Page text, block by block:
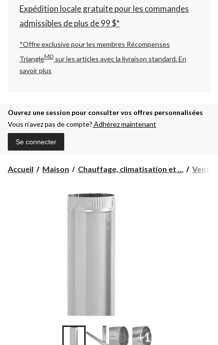
changer
Expédition locale gratuite pour les commandes
admissibles de plus de 99 $*
*Offre exclusive pour les membres Récompenses
TriangleMD sur les articles avec la livraison standard.En
savoir plus
Ouvrez une session pour consulter vos offres personnalisées
Vous n’avez pas de compte? Adhérez maintenant
Se connecter
Accueil Maison Chauffage, climatisation et ...
+1